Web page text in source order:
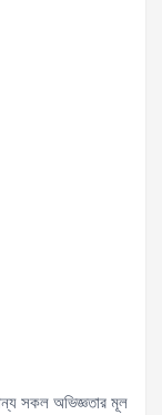
সকল অভিজ্ঞতার মূল